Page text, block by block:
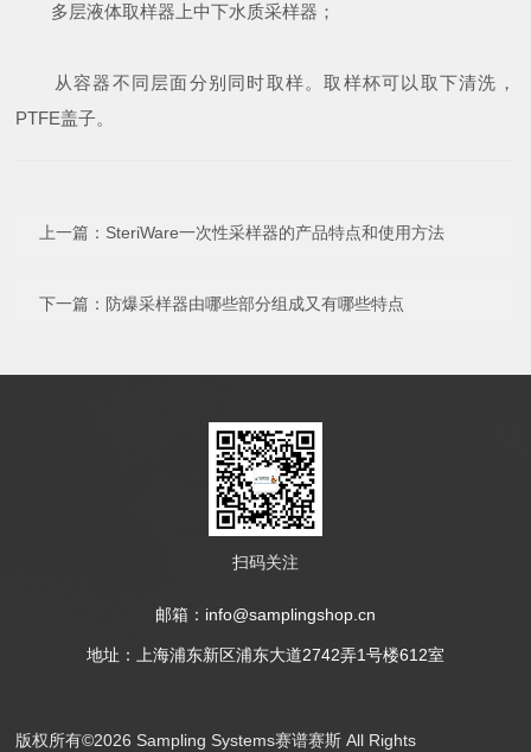
多层液体取样器上中下水质采样器；
从容器不同层面分别同时取样。取样杯可以取下清洗，
PTFE盖子。
上一篇： SteriWare一次性采样器的产品特点和使用方法
下一篇： 防爆采样器由哪些部分组成又有哪些特点
扫码关注
邮箱：info@samplingshop.cn
地址：上海浦东新区浦东大道2742弄1号楼612室
版权所有©2026 Sampling Systems赛谱赛斯 All Rights